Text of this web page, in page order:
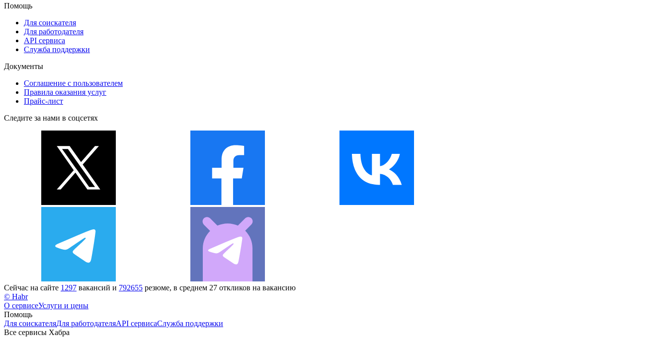
Помощь
Для соискателя
Для работодателя
API сервиса
Служба поддержки
Документы
Соглашение с пользователем
Правила оказания услуг
Прайс-лист
Следите за нами в соцсетях
Сейчас на сайте 1297 вакансий и 792655 резюме, в среднем 27 откликов на вакансию
© Habr
О сервисеУслуги и цены
Помощь
Для соискателяДля работодателяAPI сервисаСлужба поддержки
Все сервисы Хабра